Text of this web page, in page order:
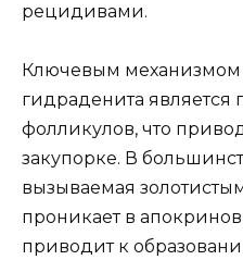
рецидивами.
Ключевым механизмом
гидраденита
фолликулов, что
закупорке. В
вызываемая
проникает в
приводит к